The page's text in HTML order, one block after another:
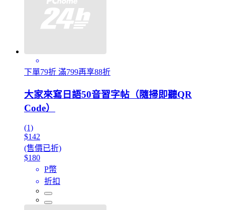
下單79折 滿799再享88折
大家來寫日語50音習字帖（隨掃即聽QR
Code）
(1)
$142
(售價已折)
$180
P幣
折扣